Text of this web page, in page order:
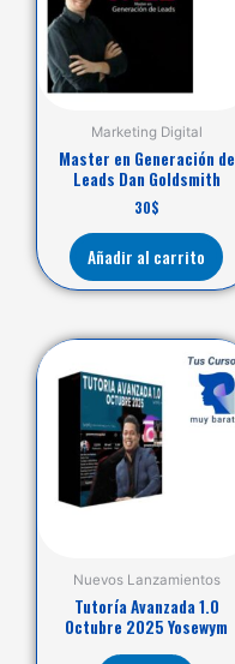
Marketing Digital
Master en Generación de
Leads Dan Goldsmith
30$
Añadir al carrito
Nuevos Lanzamientos
Tutoría Avanzada 1.0
Octubre 2025 Yosewym